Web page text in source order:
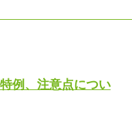
例、注意点につい